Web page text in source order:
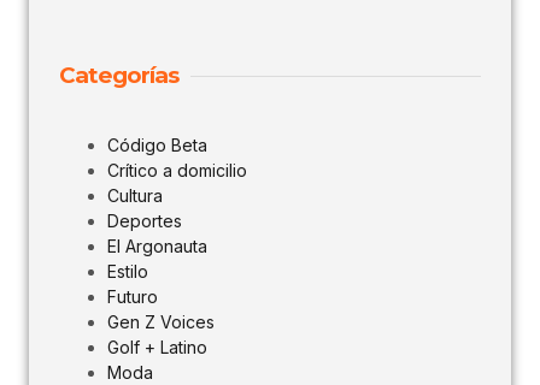
Categorías
Código Beta
Crítico a domicilio
Cultura
Deportes
El Argonauta
Estilo
Futuro
Gen Z Voices
Golf + Latino
Moda